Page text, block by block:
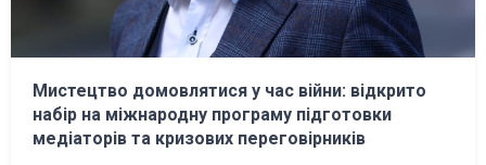
Мистецтво домовлятися у час війни: відкрито
набір на міжнародну програму підготовки
медіаторів та кризових переговірників